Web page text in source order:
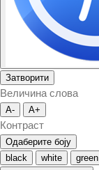
Затворити
Величина слова
A- A+
Контраст
Одаберите боју
black
white green